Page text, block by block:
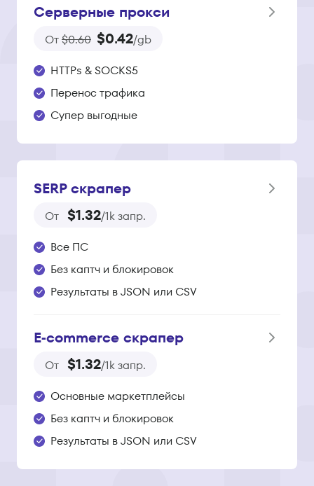
Серверные прокси
От$0.60 $0.42/gb
HTTPs & SOCKS5
Перенос трафика
Супер выгодные
SERP скрапер
От $1.32/1k запр.
Все ПС
Без каптч и блокировок
Результаты в JSON или CSV
E‑commerce скрапер
От $1.32/1k запр.
Основные маркетплейсы
Без каптч и блокировок
Результаты в JSON или CSV